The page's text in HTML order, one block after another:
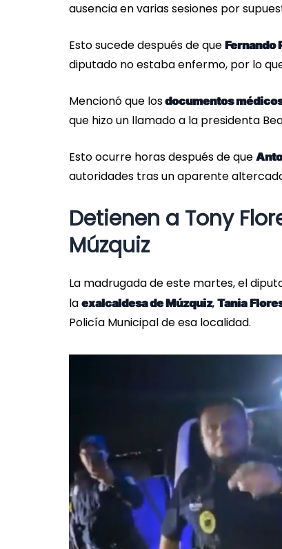
ausencia en varias sesiones por
Esto sucede después de que Fernando
diputado no estaba enfermo, por lo
Mencionó que losdocumentos
que hizo un llamado a la presidenta
Esto ocurre horas después de que
autoridades tras un aparente
Detienen a Tony
Múzquiz
La madrugada de este martes, el
la exalcaldesa de Múzquiz, Tania
Policía Municipal de esa localidad.